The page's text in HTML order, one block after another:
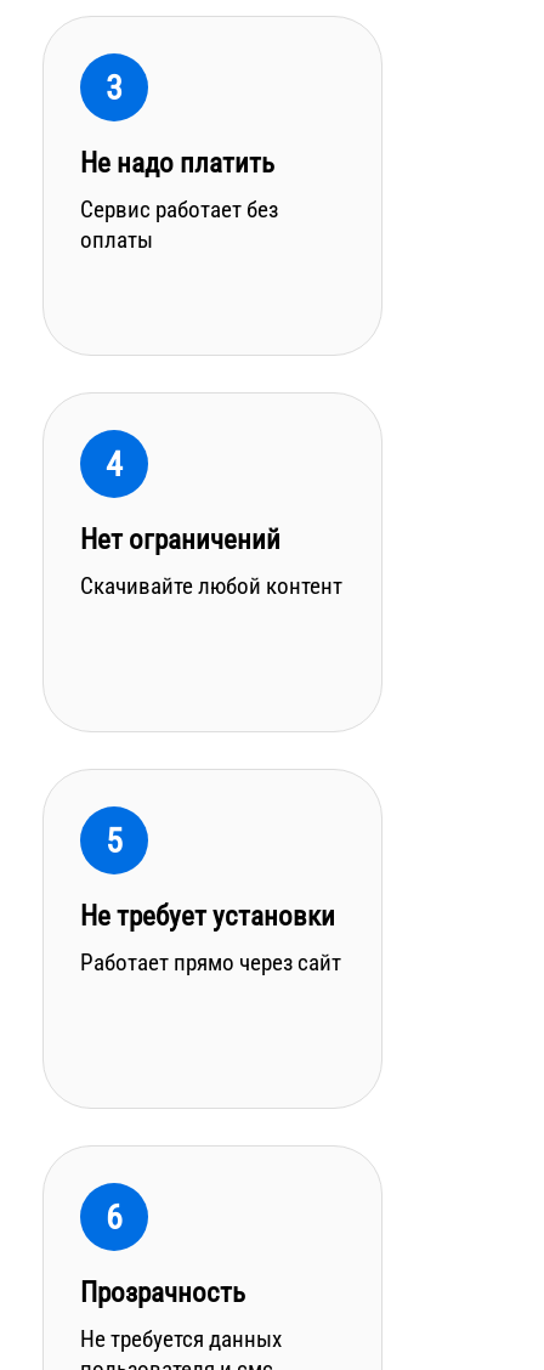
3
Не надо платить
Сервис работает без
оплаты
4
Нет ограничений
Скачивайте любой контент
5
Не требует установки
Работает прямо через сайт
6
Прозрачность
Не требуется данных